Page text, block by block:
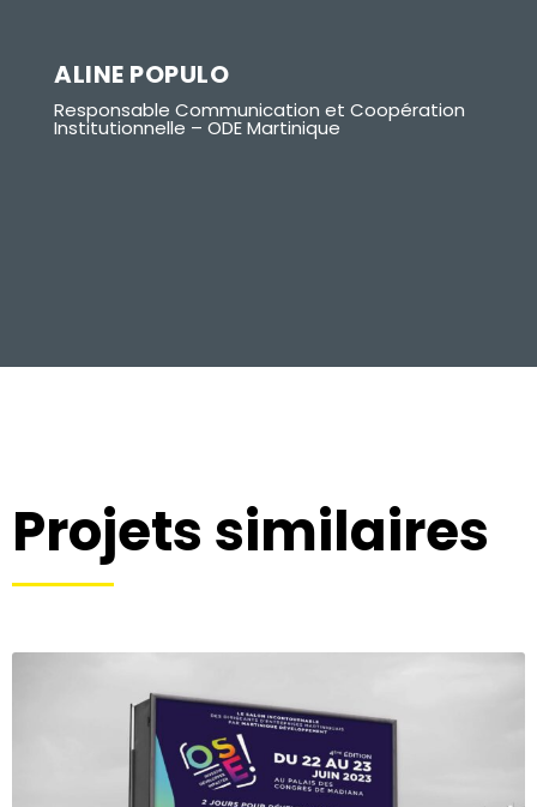
ALINE POPULO
Responsable Communication et Coopération
Institutionnelle – ODE Martinique
Projets similaires